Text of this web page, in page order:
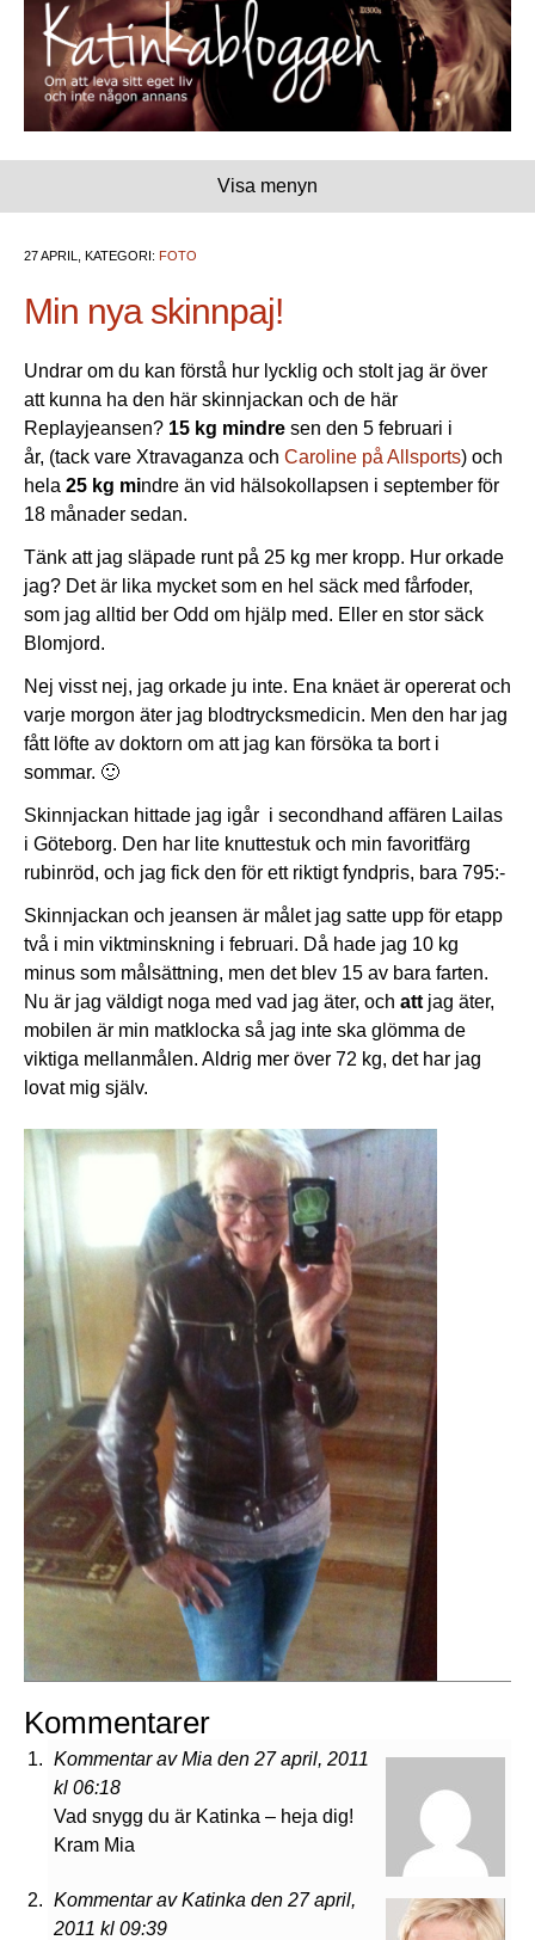
Visa menyn
27 APRIL, KATEGORI: FOTO
Min nya skinnpaj!
Undrar om du kan förstå hur lycklig och stolt jag är över
att kunna ha den här skinnjackan och de här
Replayjeansen? 15 kg mindre sen den 5 februari i
år, (tack vare Xtravaganza och Caroline på Allsports) och
hela 25 kg mindre än vid hälsokollapsen i september för
18 månader sedan.
Tänk att jag släpade runt på 25 kg mer kropp. Hur orkade
jag? Det är lika mycket som en hel säck med fårfoder,
som jag alltid ber Odd om hjälp med. Eller en stor säck
Blomjord.
Nej visst nej, jag orkade ju inte. Ena knäet är opererat och
varje morgon äter jag blodtrycksmedicin. Men den har jag
fått löfte av doktorn om att jag kan försöka ta bort i
sommar. 🙂
Skinnjackan hittade jag igår i secondhand affären Lailas
i Göteborg. Den har lite knuttestuk och min favoritfärg
rubinröd, och jag fick den för ett riktigt fyndpris, bara 795:-
Skinnjackan och jeansen är målet jag satte upp för etapp
två i min viktminskning i februari. Då hade jag 10 kg
minus som målsättning, men det blev 15 av bara farten.
Nu är jag väldigt noga med vad jag äter, och att jag äter,
mobilen är min matklocka så jag inte ska glömma de
viktiga mellanmålen. Aldrig mer över 72 kg, det har jag
lovat mig själv.
Kommentarer
Kommentar av Mia den 27 april, 2011
kl 06:18
Vad snygg du är Katinka – heja dig!
Kram Mia
Kommentar av Katinka den 27 april,
2011 kl 09:39